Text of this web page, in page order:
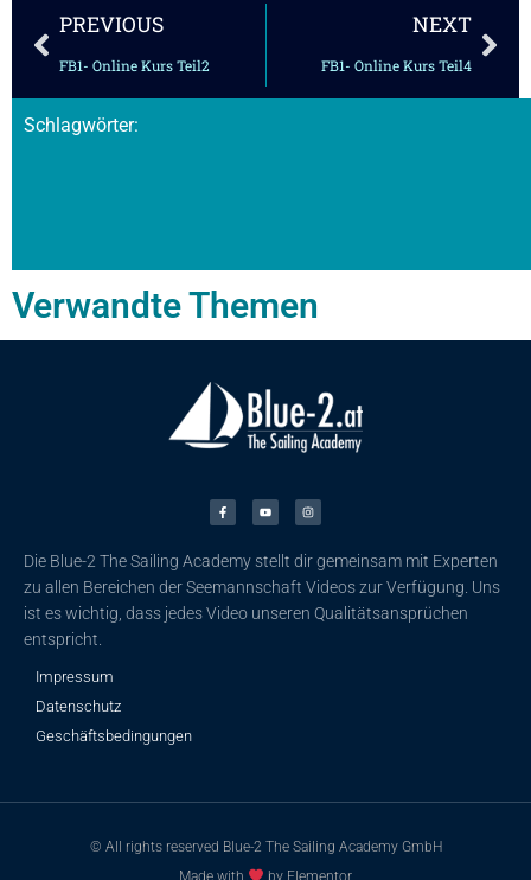
Zurück
PREVIOUS
FB1- Online Kurs Teil2
NEXT
FB1- Online Kurs Teil4
Schlagwörter:
Verwandte Themen
e
b
o
-
u
b
t
a
g
m
Die Blue-2 The Sailing Academy stellt dir gemeinsam mit Experten
zu allen Bereichen der Seemannschaft Videos zur Verfügung. Uns
ist es wichtig, dass jedes Video unseren Qualitätsansprüchen
entspricht.
Impressum
Datenschutz
Geschäftsbedingungen
© All rights reserved Blue-2 The Sailing Academy GmbH
Made with
by Elementor